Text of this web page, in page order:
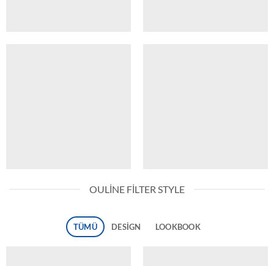
OULINE FILTER STYLE
TÜMÜ DESIGN LOOKBOOK